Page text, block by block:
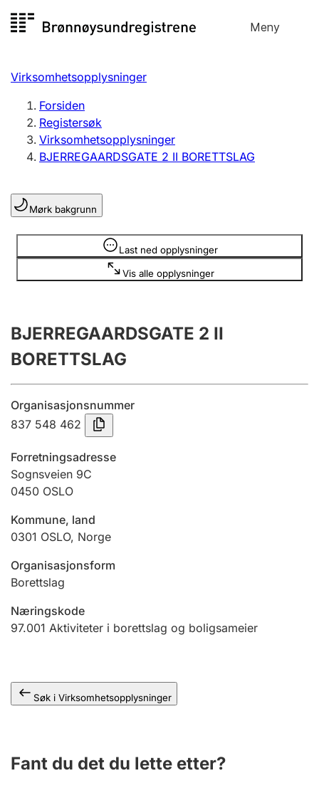
til
Meny
Registersøk
Aksjeselskap
Enkeltpersonforetak
Registrere, endre, slette
Lag og forening
Registrere, endre, slette
Årsregnskap
Innsending og forsinkelsesgebyr
Tinglysing
Jeger
Betaling og jegeravgiftskort
Ektepaktveileder
Offentlig sektor
Virksomhetsopplysninger
Forsiden
Registersøk
Virksomhetsopplysninger
BJERREGAARDSGATE 2 II BORETTSLAG
Mørk bakgrunn
Last ned opplysninger
Vis alle opplysninger
Opplysninger er skjult
BJERREGAARDSGATE 2 II
BORETTSLAG
Organisasjonsnummer
837 548 462
Forretningsadresse
Sognsveien 9C
0450 OSLO
Kommune, land
0301 OSLO, Norge
Organisasjonsform
Borettslag
Næringskode
97.001 Aktiviteter i borettslag og boligsameier
Søk i Virksomhetsopplysninger
Fant du det du lette etter?